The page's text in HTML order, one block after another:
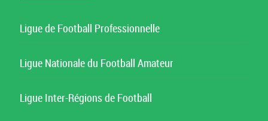
Ligue de Football Professionnelle
Ligue Nationale du Football Amateur
Ligue Inter-Régions de Football